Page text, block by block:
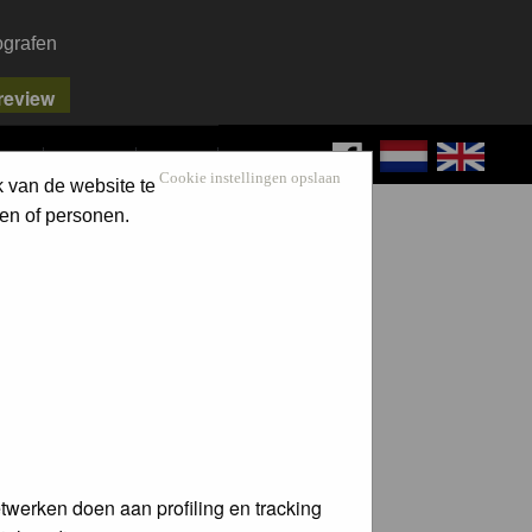
SEARCH LOG IN
Cookie instellingen opslaan
van de website te
of personen.
doen aan profiling en tracking